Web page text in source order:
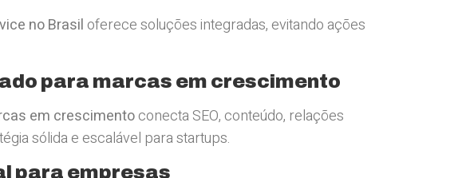
no Brasil oferece soluções integradas, evitando ações
para marcas em crescimento
em crescimentoconecta SEO, conteúdo, relações
sólida e escalável para startups.
para empresas